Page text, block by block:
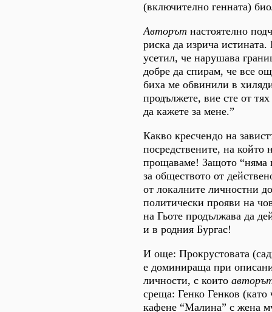
(включително генната)
Авторът настоятелно
риска да изрича
усетил, че нарушава
добре да спирам, че все
биха ме обвинили в
продължете, вие сте от
да кажете за мене.”
Какво кресчендо на
посредствените, на който
прощаваме! Защото “няма
за обществото от
от локалните личностни
политически прояви на
на Гьоте продължава да
и в родния Бургас!
И още: Прокрустовата
е доминираща при
личности, с които
среща: Генко Генков (като
кафене “Малина” с жена